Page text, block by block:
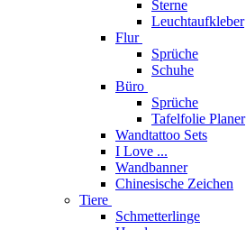
Sterne
Leuchtaufkleber
Flur
Sprüche
Schuhe
Büro
Sprüche
Tafelfolie Planer
Wandtattoo Sets
I Love ...
Wandbanner
Chinesische Zeichen
Tiere
Schmetterlinge